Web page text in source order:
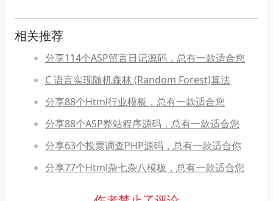
相关推荐
分享114个ASP留言日记源码，总有一款适合您
C 语言实现随机森林 (Random Forest)算法
分享88个Html行业模板，总有一款适合您
分享88个ASP整站程序源码，总有一款适合您
分享63个投票调查PHP源码，总有一款适合你
分享77个Html杂七杂八模板，总有一款适合您